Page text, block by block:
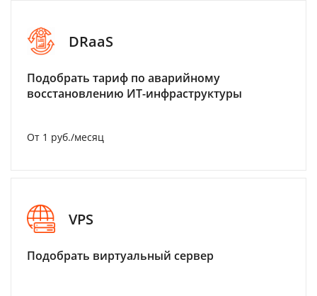
DRaaS
Подобрать тариф по аварийному
восстановлению ИТ-инфраструктуры
От 1 руб./месяц
VPS
Подобрать виртуальный сервер